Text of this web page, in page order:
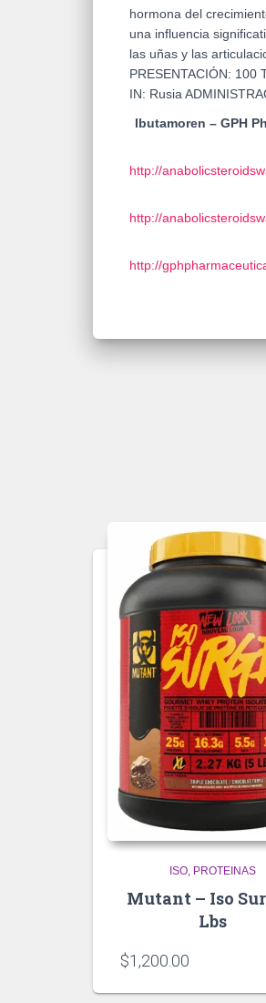
Ibutamoren – GPH
http://
http://
http://
ISO PROTEINAS
Mutant – Iso
Lbs
$1,200.00